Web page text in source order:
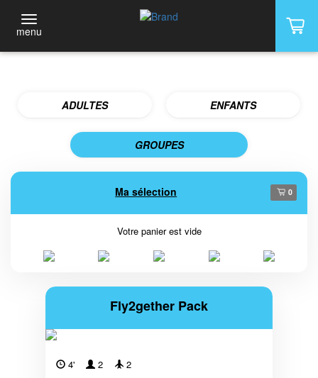
menu
ADULTES ENFANTS
GROUPES
Ma sélection 0
Votre panier est vide
Fly2gether Pack
4' 2 2